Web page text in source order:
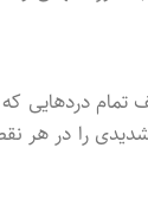
تمام دردهایی که
را در هر